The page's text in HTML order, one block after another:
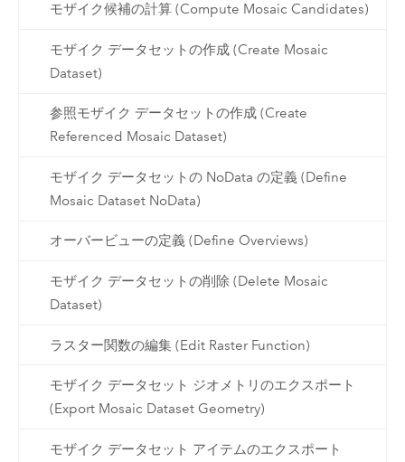
モザイク候補の計算 (Compute Mosaic Candidates)
モザイク データセットの作成 (Create Mosaic
Dataset)
参照モザイク データセットの作成 (Create
Referenced Mosaic Dataset)
モザイク データセットの NoData の定義 (Define
Mosaic Dataset NoData)
オーバービューの定義 (Define Overviews)
モザイク データセットの削除 (Delete Mosaic
Dataset)
ラスター関数の編集 (Edit Raster Function)
モザイク データセット ジオメトリのエクスポート
(Export Mosaic Dataset Geometry)
モザイク データセット アイテムのエクスポート